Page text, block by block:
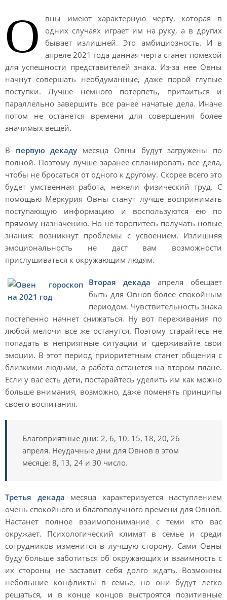
О
вны имеют характерную черту, которая в
одних случаях играет им на руку, а в других
бывает излишней. Это амбициозность. И в
апреле 2021 года данная черта станет помехой
для успешности представителей знака. Из-за нее Овны
начнут совершать необдуманные, даже порой глупые
поступки. Лучше немного потерпеть, притаиться и
параллельно завершить все ранее начатые дела. Иначе
потом не останется времени для совершения более
значимых вещей.
В первую декаду месяца Овны будут загружены по
полной. Поэтому лучше заранее спланировать все дела,
чтобы не бросаться от одного к другому. Скорее всего это
будет умственная работа, нежели физический труд. С
помощью Меркурия Овны станут лучше воспринимать
поступающую информацию и воспользуются ею по
прямому назначению. Но не торопитесь получать новые
знания: возникнут проблемы с усвоением. Излишняя
эмоциональность не даст вам возможности
прислушиваться к окружающим людям.
Вторая декада апреля обещает
быть для Овнов более спокойным
периодом. Чувствительность знака
постепенно начнет снижаться. Ну вот переживания по
любой мелочи всё же останутся. Поэтому старайтесь не
попадать в неприятные ситуации и сдерживайте свои
эмоции. В этот период приоритетным станет общения с
близкими людьми, а работа останется на втором плане.
Если у вас есть дети, постарайтесь уделить им как можно
больше внимания, возможно, даже поменять принципы
своего воспитания.
Благоприятные дни: 2, 6, 10, 15, 18, 20, 26
апреля. Неудачные дни для Овнов в этом
месяце: 8, 13, 24 и 30 число.
Третья декада месяца характеризуется наступлением
очень спокойного и благополучного времени для Овнов.
Настанет полное взаимопонимание с теми кто вас
окружает. Психологический климат в семье и среди
сотрудников изменится в лучшую сторону. Сами Овны
буду больше заботиться об окружающих и взаимность с
их стороны не заставит себя долго ждать. Возможны
небольшие конфликты в семье, но они будут легко
решаться, и в конце концов выстроятся позитивные